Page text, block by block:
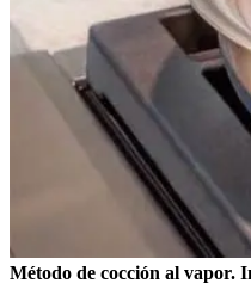
Método de cocción al vapor.